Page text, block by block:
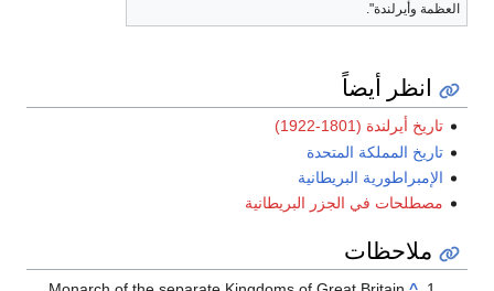
العظمة وأيرلندة".
انظر أيضاً
تاريخ أيرلندة (1801-1922)
تاريخ المملكة المتحدة
الإمبراطورية البريطانية
مصطلحات في الجزر البريطانية
ملاحظات